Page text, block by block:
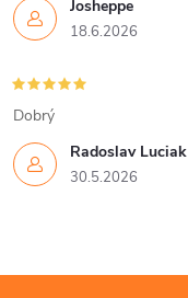
Josheppe
18.6.2026
Radoslav Luciak
30.5.2026
Dobrý